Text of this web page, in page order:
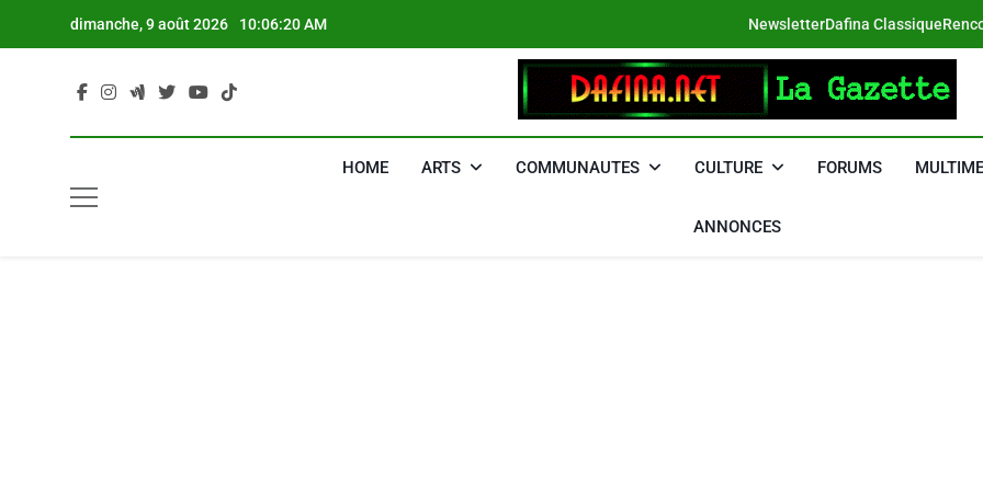
dimanche, 9 août 2026 10:06:21 AM NewsletterDafina Classique
DAFINA
HOME ARTS COMMUNAUTES CULTURE FORUMS
ANNONCES